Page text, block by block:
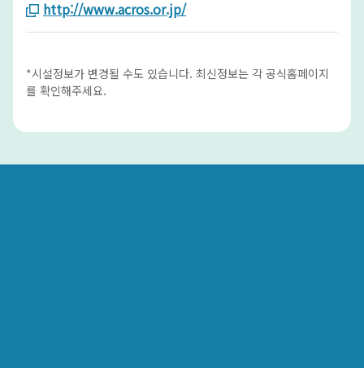
http://www.acros.or.jp/
*시설정보가 변경될 수도 있습니다. 최신정보는 각 공식홈페이지
를 확인해주세요.